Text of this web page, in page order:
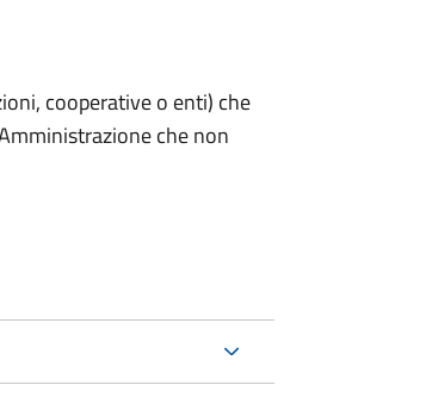
cooperative o enti) che
che non